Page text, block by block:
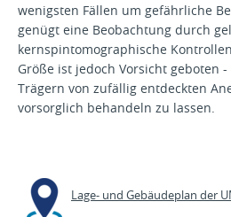
wenigsten Fällen um gefährliche
genügt eine Beobachtung durch
kernspintomographische
Größe ist jedoch Vorsicht geboten
Trägern von zufällig entdeckten
vorsorglich behandeln zu lassen.
Lage- und Gebäudeplan der